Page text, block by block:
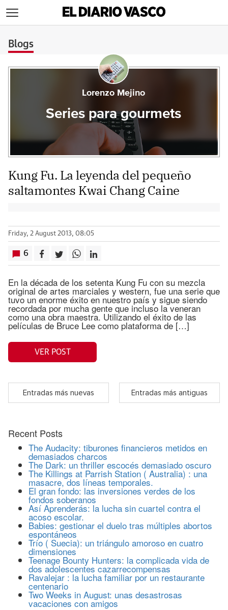
Blogs
Lorenzo Mejino
Series para gourmets
Kung Fu. La leyenda del pequeño
saltamontes Kwai Chang Caine
Friday, 2 August 2013, 08:05
6
En la década de los setenta Kung Fu con su mezcla
original de artes marciales y western, fue una serie que
tuvo un enorme éxito en nuestro país y sigue siendo
recordada por mucha gente que incluso la veneran
como una obra maestra. Utilizando el éxito de las
películas de Bruce Lee como plataforma de […]
VER POST
Entradas más nuevas Entradas más antiguas
Recent Posts
The Audacity: tiburones financieros metidos en
demasiados charcos
The Dark: un thriller escocés demasiado oscuro
The Killings at Parrish Station ( Australia) : una
masacre, dos líneas temporales.
El gran fondo: las inversiones verdes de los
fondos soberanos
Así Aprenderás: la lucha sin cuartel contra el
acoso escolar.
Babies: gestionar el duelo tras múltiples abortos
espontáneos
Trío ( Suecia): un triángulo amoroso en cuatro
dimensiones
Teenage Bounty Hunters: la complicada vida de
dos adolescentes cazarrecompensas
Ravalejar : la lucha familiar por un restaurante
centenario
Two Weeks in August: unas desastrosas
vacaciones con amigos